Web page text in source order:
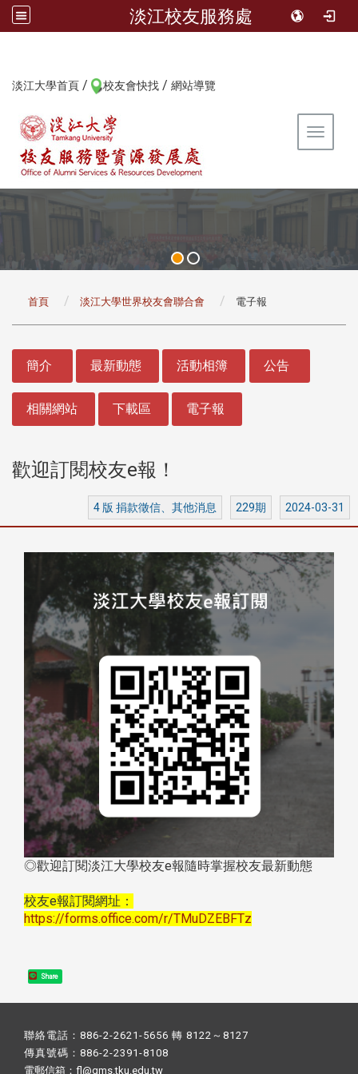
淡江校友服務處
淡江大學首頁 / 校友會快找 / 網站導覽
Toggle
首頁 淡江大學世界校友會聯合會 電子報
簡介 最新動態 活動相簿 公告
相關網站 下載區 電子報
歡迎訂閱校友e報！
4 版 捐款徵信、其他消息 229期 2024-03-31
◎歡迎訂閱淡江大學校友e報隨時掌握校友最新動態
校友e報訂閱網址：
https://forms.office.com/r/TMuDZEBFTz
Share
聯絡電話：886-2-2621-5656 轉 8122～8127
傳真號碼：886-2-2391-8108
電郵信箱：fl@gms.tku.edu.tw